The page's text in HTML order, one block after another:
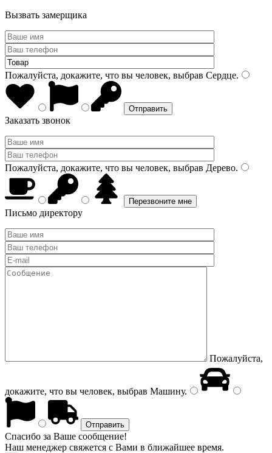
Вызвать замерщика
Пожалуйста, докажите, что вы человек, выбрав Сердце.
Заказать звонок
Пожалуйста, докажите, что вы человек, выбрав Дерево.
Письмо директору
Пожалуйста,
докажите, что вы человек, выбрав Машину.
Спасибо за Ваше сообщение!
Наш менеджер свяжется с Вами в ближайшее время.